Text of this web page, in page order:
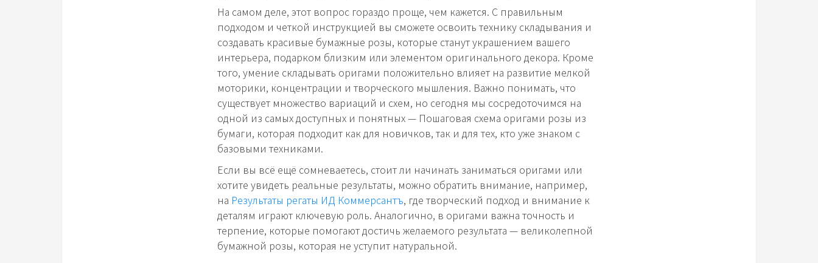
На самом деле, этот вопрос гораздо проще, чем кажется. С правильным
подходом и четкой инструкцией вы сможете освоить технику складывания и
создавать красивые бумажные розы, которые станут украшением вашего
интерьера, подарком близким или элементом оригинального декора. Кроме
того, умение складывать оригами положительно влияет на развитие мелкой
моторики, концентрации и творческого мышления. Важно понимать, что
существует множество вариаций и схем, но сегодня мы сосредоточимся на
одной из самых доступных и понятных — Пошаговая схема оригами розы из
бумаги, которая подходит как для новичков, так и для тех, кто уже знаком с
базовыми техниками.
Если вы всё ещё сомневаетесь, стоит ли начинать заниматься оригами или
хотите увидеть реальные результаты, можно обратить внимание, например,
на Результаты регаты ИД Коммерсантъ, где творческий подход и внимание к
деталям играют ключевую роль. Аналогично, в оригами важна точность и
терпение, которые помогают достичь желаемого результата — великолепной
бумажной розы, которая не уступит натуральной.